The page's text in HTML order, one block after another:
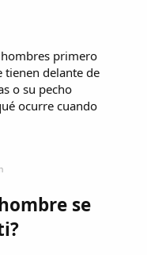
primero
delante de
o su pecho
ocurre cuando
se